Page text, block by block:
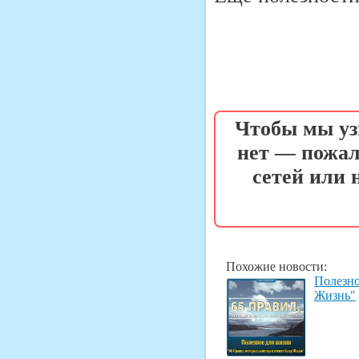
Чтобы мы
нет —
сетей или
Похожие новости:
Жизнь"